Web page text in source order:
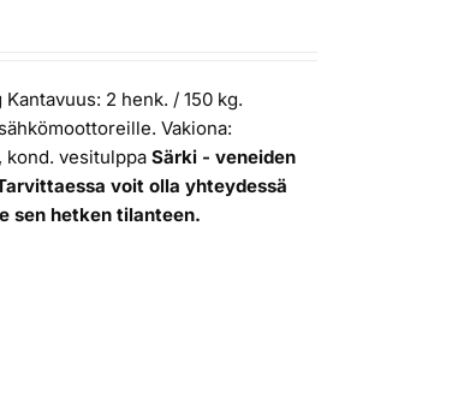
2 henk. / 150 kg.
Vakiona:
kond. vesitulppaSärki - veneiden
voit olla yhteydessä
sen hetken tilanteen.